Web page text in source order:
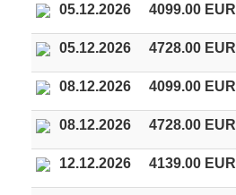
05.12.2026 4099.00 EUR
05.12.2026 4728.00 EUR
08.12.2026 4099.00 EUR
08.12.2026 4728.00 EUR
12.12.2026 4139.00 EUR